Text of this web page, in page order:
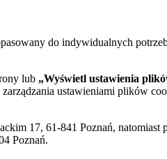
do indywidualnych
lub „Wyświetl ustawienia
ustawieniami plików
17, 61-841 Poznań, natomiast
Poznań.